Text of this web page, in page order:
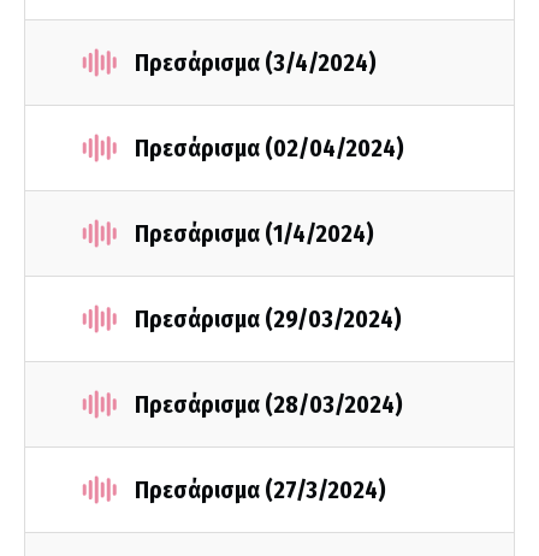
Πρεσάρισμα (3/4/2024)
Πρεσάρισμα (02/04/2024)
Πρεσάρισμα (1/4/2024)
Πρεσάρισμα (29/03/2024)
Πρεσάρισμα (28/03/2024)
Πρεσάρισμα (27/3/2024)